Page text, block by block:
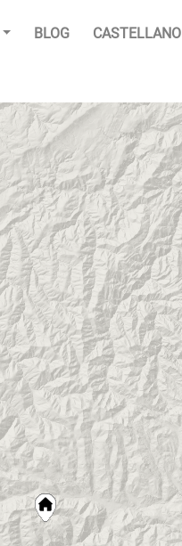
BLOG CASTELLANO